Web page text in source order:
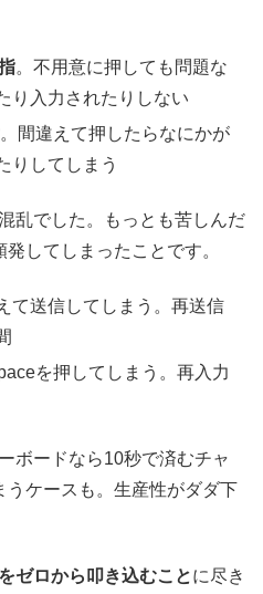
。不用意に押しても問題な
り入力されたりしない
。間違えて押したらなにかが
りしてしまう
乱でした。もっとも苦しんだ
してしまったことです。
て送信してしまう。再送信
を押してしまう。再入力
ボードなら10秒で済むチャ
うケースも。生産性がダダ下
ゼロから叩き込むことに尽き